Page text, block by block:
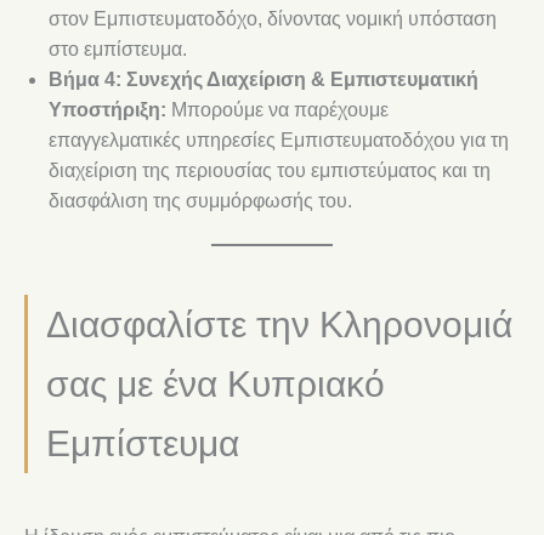
στον Εμπιστευματοδόχο, δίνοντας νομική υπόσταση
στο εμπίστευμα.
Βήμα 4: Συνεχής Διαχείριση & Εμπιστευματική
Υποστήριξη: Μπορούμε να παρέχουμε
επαγγελματικές υπηρεσίες Εμπιστευματοδόχου για τη
διαχείριση της περιουσίας του εμπιστεύματος και τη
διασφάλιση της συμμόρφωσής του.
Διασφαλίστε την Κληρονομιά
σας με ένα Κυπριακό
Εμπίστευμα